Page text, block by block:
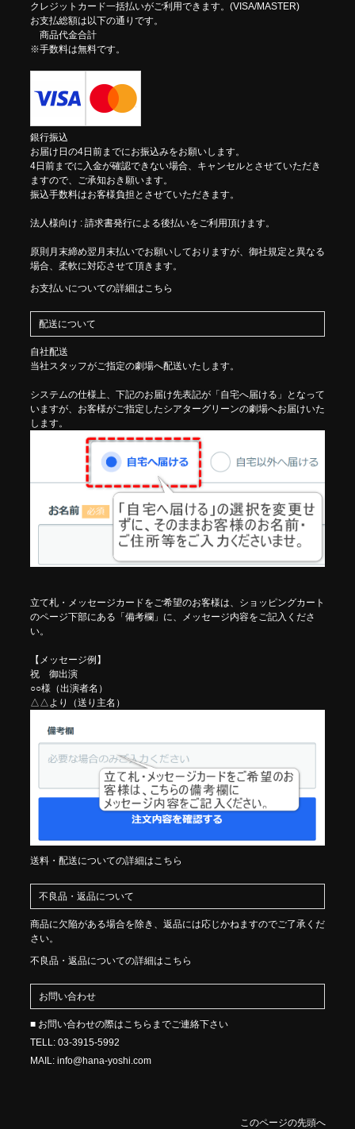
クレジットカード一括払いがご利用できます。(VISA/MASTER)
お支払総額は以下の通りです。
商品代金合計
※手数料は無料です。
銀行振込
お届け日の4日前までにお振込みをお願いします。
4日前までに入金が確認できない場合、キャンセルとさせていただき
ますので、ご承知おき願います。
振込手数料はお客様負担とさせていただきます。
法人様向け : 請求書発行による後払いをご利用頂けます。
原則月末締め翌月末払いでお願いしておりますが、御社規定と異なる
場合、柔軟に対応させて頂きます。
お支払いについての詳細はこちら
配送について
自社配送
当社スタッフがご指定の劇場へ配送いたします。
システムの仕様上、下記のお届け先表記が「自宅へ届ける」となって
いますが、お客様がご指定したシアターグリーンの劇場へお届けいた
します。
立て札・メッセージカードをご希望のお客様は、ショッピングカート
のページ下部にある「備考欄」に、メッセージ内容をご記入くださ
い。
【メッセージ例】
祝 御出演
○○様（出演者名）
△△より（送り主名）
送料・配送についての詳細はこちら
不良品・返品について
商品に欠陥がある場合を除き、返品には応じかねますのでご了承くだ
さい。
不良品・返品についての詳細はこちら
お問い合わせ
■ お問い合わせの際はこちらまでご連絡下さい
TELL: 03-3915-5992
MAIL: info@hana-yoshi.com
このページの先頭へ